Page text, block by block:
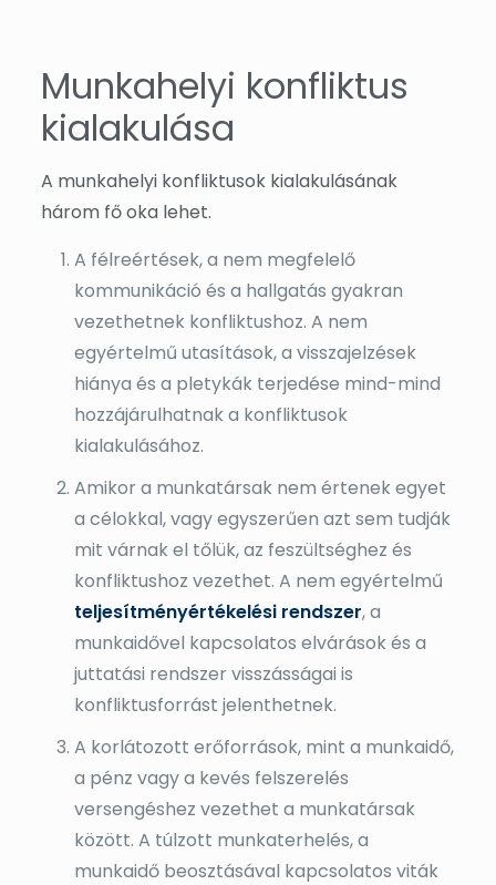
Munkahelyi konfliktus
kialakulása
A munkahelyi konfliktusok kialakulásának
három fő oka lehet.
A félreértések, a nem megfelelő
kommunikáció és a hallgatás gyakran
vezethetnek konfliktushoz. A nem
egyértelmű utasítások, a visszajelzések
hiánya és a pletykák terjedése mind-mind
hozzájárulhatnak a konfliktusok
kialakulásához.
Amikor a munkatársak nem értenek egyet
a célokkal, vagy egyszerűen azt sem tudják
mit várnak el tőlük, az feszültséghez és
konfliktushoz vezethet. A nem egyértelmű
teljesítményértékelési rendszer, a
munkaidővel kapcsolatos elvárások és a
juttatási rendszer visszásságai is
konfliktusforrást jelenthetnek.
A korlátozott erőforrások, mint a munkaidő,
a pénz vagy a kevés felszerelés
versengéshez vezethet a munkatársak
között. A túlzott munkaterhelés, a
munkaidő beosztásával kapcsolatos viták